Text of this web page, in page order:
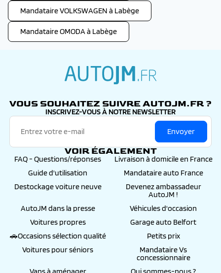
Mandataire VOLKSWAGEN à Labège
Mandataire OMODA à Labège
VOUS SOUHAITEZ SUIVRE AUTOJM.FR ?
INSCRIVEZ-VOUS À NOTRE NEWSLETTER
Envoyer
VOIR ÉGALEMENT
FAQ - Questions/réponses
Livraison à domicile en France
Guide d'utilisation
Mandataire auto France
Destockage voiture neuve
Devenez ambassadeur
AutoJM !
AutoJM dans la presse
Véhicules d'occasion
Voitures propres
Garage auto Belfort
🚗Occasions sélection qualité
Petits prix
Voitures pour séniors
Mandataire Vs
concessionnaire